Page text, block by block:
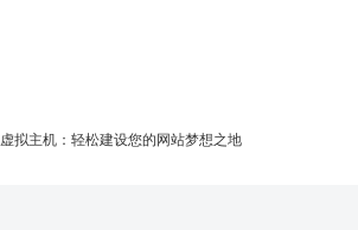
虚拟主机：轻松建设您的网站梦想之地